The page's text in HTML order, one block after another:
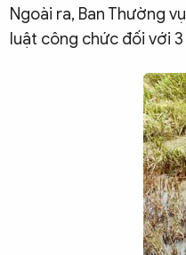
Ngoài ra, Ban Thường
luật công chức đối với